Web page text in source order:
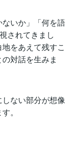
いか」「何を語
されてきまし
をあえて残すこ
対話を生みま
ない部分が想像
。